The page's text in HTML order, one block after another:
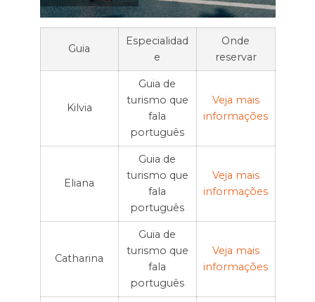
Guia
Especialidad
e
Onde
reservar
Kilvia
Guia de
turismo que
fala
português
Veja mais
informações
Eliana
Guia de
turismo que
fala
português
Veja mais
informações
Catharina
Guia de
turismo que
fala
português
Veja mais
informações